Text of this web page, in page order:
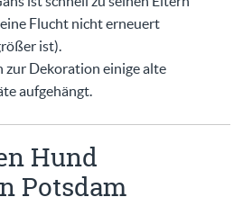
Flucht nicht erneuert
ist).
zur Dekoration einige alte
aufgehängt.
Hund
Potsdam